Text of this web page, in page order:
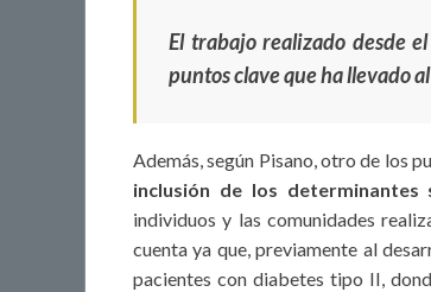
El trabajo realizado desde
puntos clave que ha llevado
Además, según Pisano, otro de los
inclusión de los determinantes
individuos y las comunidades
cuenta ya que, previamente al
pacientes con diabetes tipo II,